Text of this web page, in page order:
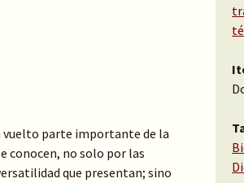
vuelto parte importante de la
conocen, no solo por las
que presentan; sino